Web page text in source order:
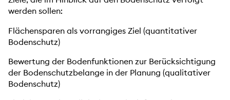
werden sollen:
Flächensparen als vorrangiges Ziel (quantitativer
Bodenschutz)
Bewertung der Bodenfunktionen zur Berücksichtigung
der Bodenschutzbelange in der Planung (qualitativer
Bodenschutz)